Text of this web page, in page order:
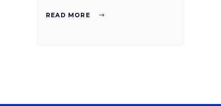
READ MORE